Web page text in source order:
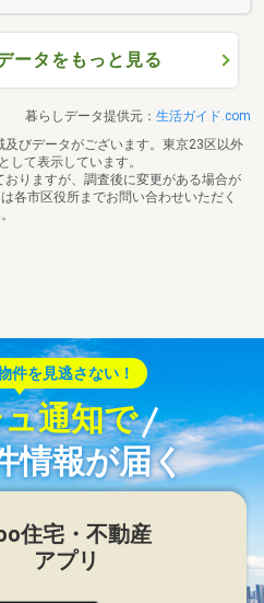
ータをもっと見る
暮らしデータ提供元： 生活ガイド.com
びデータがございます。東京23区以外
して表示しています。
りますが、調査後に変更がある場合が
各市区役所までお問い合わせいただく
件を見逃さない！
通知で
情報が届く
住宅・不動産
アプリ